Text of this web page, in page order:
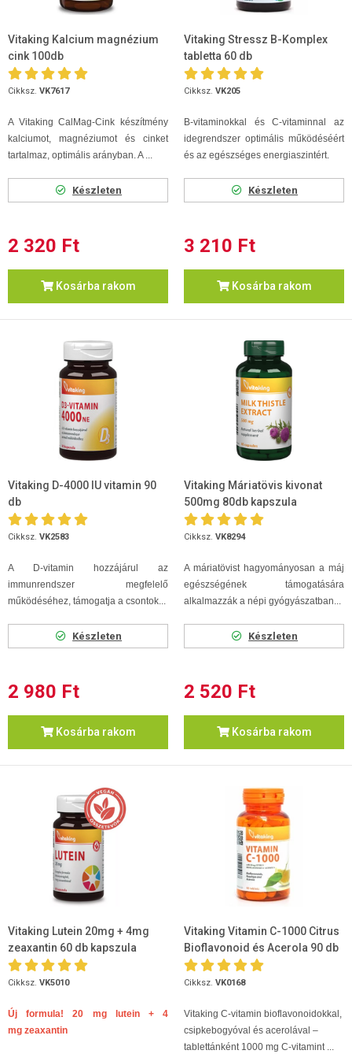
Vitaking Kalcium magnézium
cink 100db
Cikksz. VK7617
A Vitaking CalMag-Cink készítmény
kalciumot, magnéziumot és cinket
tartalmaz, optimális arányban. A ...
Készleten
2 320 Ft
Kosárba rakom
Vitaking Stressz B-Komplex
tabletta 60 db
Cikksz. VK205
B-vitaminokkal és C-vitaminnal az
idegrendszer optimális működéséért
és az egészséges energiaszintért.
Készleten
3 210 Ft
Kosárba rakom
Vitaking D-4000 IU vitamin 90
db
Cikksz. VK2583
A D-vitamin hozzájárul az
immunrendszer megfelelő
működéséhez, támogatja a csontok...
Készleten
2 980 Ft
Kosárba rakom
Vitaking Máriatövis kivonat
500mg 80db kapszula
Cikksz. VK8294
A máriatövist hagyományosan a máj
egészségének támogatására
alkalmazzák a népi gyógyászatban...
Készleten
2 520 Ft
Kosárba rakom
Vitaking Lutein 20mg + 4mg
zeaxantin 60 db kapszula
Cikksz. VK5010
Új formula! 20 mg lutein + 4
mg zeaxantin
Vitaking Vitamin C-1000 Citrus
Bioflavonoid és Acerola 90 db
Cikksz. VK0168
Vitaking C-vitamin bioflavonoidokkal,
csipkebogyóval és acerolával –
tablettánként 1000 mg C-vitamint ...